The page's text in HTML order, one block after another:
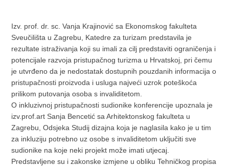
Izv. prof. dr. sc. Vanja Krajinović sa Ekonomskog fakulteta
Sveučilišta u Zagrebu, Katedre za turizam predstavila je
rezultate istraživanja koji su imali za cilj predstaviti ograničenja i
potencijale razvoja pristupačnog turizma u Hrvatskoj, pri čemu
je utvrđeno da je nedostatak dostupnih pouzdanih informacija o
pristupačnosti proizvoda i usluga najveći uzrok poteškoća
prilikom putovanja osoba s invaliditetom.
O inkluzivnoj pristupačnosti sudionike konferencije upoznala je
izv.prof.art Sanja Bencetić sa Arhitektonskog fakulteta u
Zagrebu, Odsjeka Studij dizajna koja je naglasila kako je u tim
za inkluziju potrebno uz osobe s invaliditetom uključiti sve
sudionike na koje neki projekt može imati utjecaj.
Predstavljene su i zakonske izmjene u obliku Tehničkog propisa